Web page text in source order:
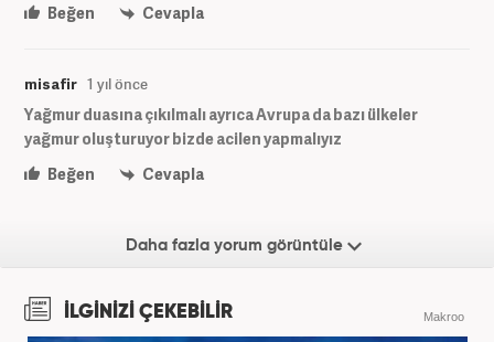
Beğen
Cevapla
misafir 1 yıl önce
Yağmur duasına çıkılmalı ayrıca Avrupa da bazı ülkeler
yağmur oluşturuyor bizde acilen yapmalıyız
Beğen
Cevapla
Daha fazla yorum görüntüle
İLGİNİZİ ÇEKEBİLİR Makroo